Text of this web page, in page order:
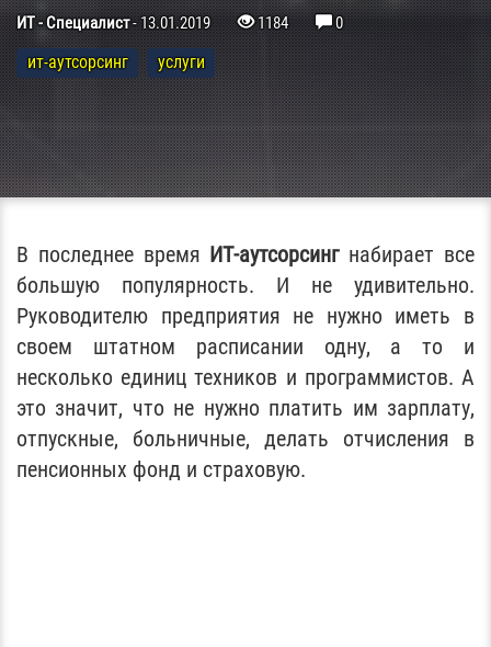
ИТ - Специалист-13.01.2019 1184 0
ит-аутсорсинг услуги
В последнее время ИТ-аутсорсингнабирает все
большую популярность. И не удивительно.
Руководителю предприятия не нужно иметь в
своем штатном расписании одну, а то и
несколько единиц техников и программистов. А
это значит, что не нужно платить им зарплату,
отпускные, больничные, делать отчисления в
пенсионных фонд и страховую.